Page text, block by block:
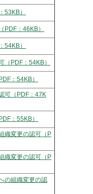
53KB）
PDF：46KB）
54KB）
（PDF：54KB）
：54KB）
可（PDF：47K
：55KB）
織変更の認可（P
織変更の認可（P
の組織変更の認